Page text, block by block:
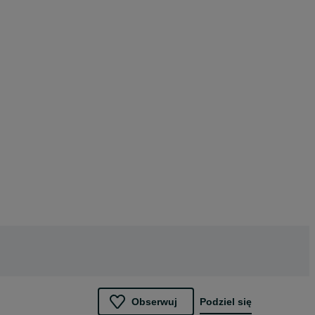
Obserwuj Podziel się